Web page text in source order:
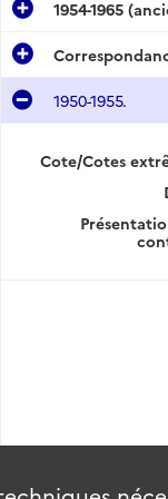
1954-1965
1950-1955.
Cote/Cotes